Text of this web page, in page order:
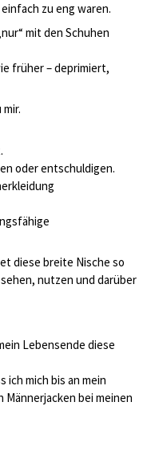
zu eng waren.
mit den Schuhen
früher – deprimiert,
oder entschuldigen.
diese breite Nische so
nutzen und darüber
Lebensende diese
ich mich bis an mein
bei meinen